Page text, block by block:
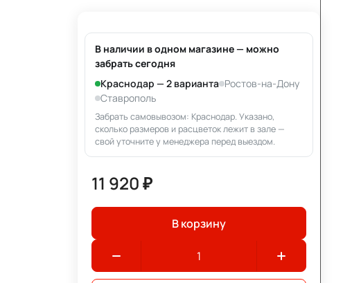
В наличии в одном магазине — можно
забрать сегодня
Краснодар — 2 варианта Ростов-на-Дону
Ставрополь
Забрать самовывозом: Краснодар. Указано,
сколько размеров и расцветок лежит в зале —
свой уточните у менеджера перед выездом.
11 920 ₽
В корзину